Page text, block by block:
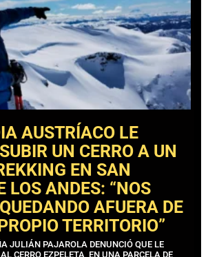
AUSTRÍACO LE
UN CERRO A UN
EN SAN
LOS ANDES: “NOS
AFUERA DE
TERRITORIO”
JULIÁN PAJAROLA DENUNCIÓ QUE LE
CERRO EZPELETA, EN UNA PARCELA DE